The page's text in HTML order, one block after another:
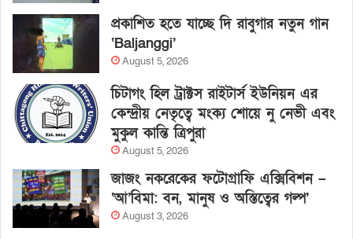
প্রকাশিত হতে যাচ্ছে দি রাবুগার নতুন গান
‘Baljanggi’
August 5, 2026
চিটাগং হিল ট্রাক্টস রাইটার্স ইউনিয়ন এর
কেন্দ্রীয় নেতৃত্বে মংক্য শোয়ে নু নেভী এবং
মুকুল কান্তি ত্রিপুরা
August 5, 2026
জাজং নকরেকের ফটোগ্রাফি এক্সিবিশন –
‘আ’বিমা: বন, মানুষ ও অস্তিত্বের গল্প’
August 3, 2026